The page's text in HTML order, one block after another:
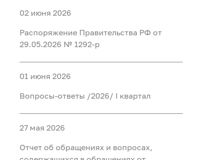
должностей, при замещении которых
сведения о доходах, расходах, об
имуществе и обязательствах
имущественного характера граждан,
замещающих на основании трудового
договора должности в организациях,
поставленных перед Федеральным
имуществе и обязательствах
имущественного характера их супруг
(супругов) и несовершеннолетних детей
02 июня 2026
Распоряжение Правительства РФ от
29.05.2026 № 1292-р
01 июня 2026
Вопросы-ответы /2026/ I квартал
27 мая 2026
Отчет об обращениях и вопросах,